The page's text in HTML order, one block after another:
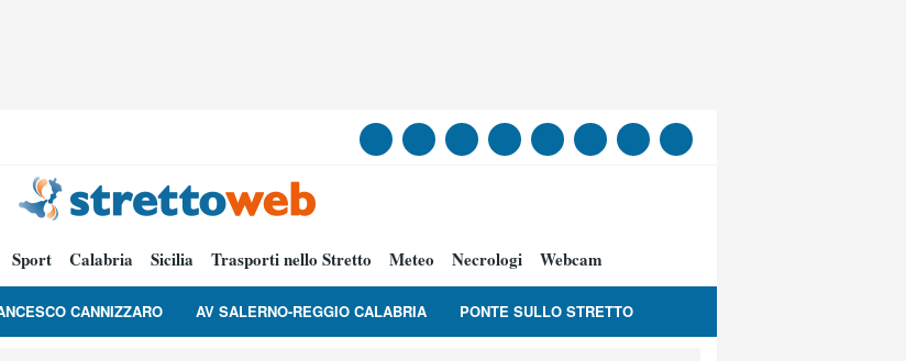
Sport Calabria Sicilia Trasporti nello Stretto Meteo Necrologi Webcam
CANNIZZARO AV SALERNO-REGGIO CALABRIA PONTE SULLO STRETTO